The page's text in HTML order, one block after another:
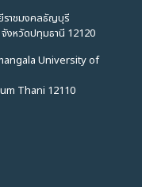
ราชมงคลธัญบุรี
งหวัดปทุมธานี 12120
University of
Thani 12110